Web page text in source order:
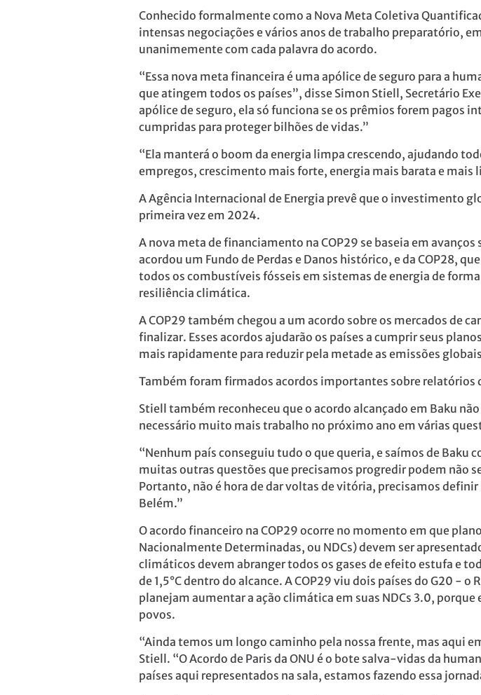
Conhecido formalmente como a Nova Meta Coletiva
intensas negociações e vários anos de trabalho preparatório,
unanimemente com cada palavra do acordo.
“Essa nova meta financeira é uma apólice de seguro para a
que atingem todos os países”, disse Simon Stiell, Secretário
apólice de seguro, ela só funciona se os prêmios forem pagos
cumpridas para proteger bilhões de vidas.”
“Ela manterá o boom da energia limpa crescendo, ajudando
empregos, crescimento mais forte, energia mais barata e mais
A Agência Internacional de Energia prevê que o investimento
primeira vez em 2024.
A nova meta de financiamento na COP29 se baseia em
acordou um Fundo de Perdas e Danos histórico, e da COP28,
todos os combustíveis fósseis em sistemas de energia de
resiliência climática.
A COP29 também chegou a um acordo sobre os mercados de
finalizar. Esses acordos ajudarão os países a cumprir seus
mais rapidamente para reduzir pela metade as emissões
Também foram firmados acordos importantes sobre
Stiell também reconheceu que o acordo alcançado em Baku
necessário muito mais trabalho no próximo ano em várias
“Nenhum país conseguiu tudo o que queria, e saímos de Baku
muitas outras questões que precisamos progredir podem não
Portanto, não é hora de dar voltas de vitória, precisamos
Belém.”
O acordo financeiro na COP29 ocorre no momento em que
Nacionalmente Determinadas, ou NDCs) devem ser
climáticos devem abranger todos os gases de efeito estufa e
de 1,5°C dentro do alcance. A COP29 viu dois países do G20 -
planejam aumentar a ação climática em suas NDCs 3.0,
povos.
“Ainda temos um longo caminho pela nossa frente, mas aqui
Stiell. “O Acordo de Paris da ONU é o bote salva-vidas da
países aqui representados na sala, estamos fazendo essa